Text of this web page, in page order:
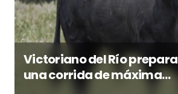
Victoriano del Río prepara
una corrida de máxima
seriedad para Ciudad Real